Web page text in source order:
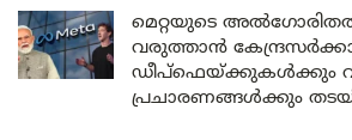
മെറ്റയുടെ
വരുത്താൻ
ഡീപ്‌ഫെയ്ക്കുകൾക്കും
പ്രചാരണങ്ങൾക്കും